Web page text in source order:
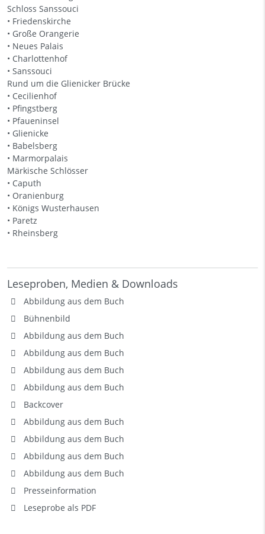
Schloss Sanssouci
• Friedenskirche
• Große Orangerie
• Neues Palais
• Charlottenhof
• Sanssouci
Rund um die Glienicker Brücke
• Cecilienhof
• Pfingstberg
• Pfaueninsel
• Glienicke
• Babelsberg
• Marmorpalais
Märkische Schlösser
• Caputh
• Oranienburg
• Königs Wusterhausen
• Paretz
• Rheinsberg
Leseproben, Medien & Downloads
Abbildung aus dem Buch
Bühnenbild
Abbildung aus dem Buch
Abbildung aus dem Buch
Abbildung aus dem Buch
Abbildung aus dem Buch
Backcover
Abbildung aus dem Buch
Abbildung aus dem Buch
Abbildung aus dem Buch
Abbildung aus dem Buch
Presseinformation
Leseprobe als PDF